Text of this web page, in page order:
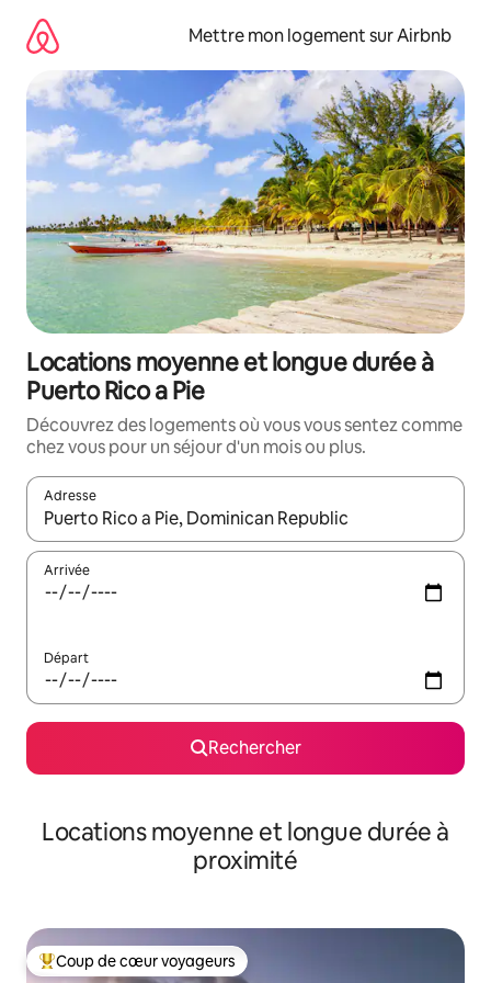
directement
Mettre mon logement sur Airbnb
Locations moyenne et longue durée à
Puerto Rico a Pie
Découvrez des logements où vous vous sentez comme
chez vous pour un séjour d'un mois ou plus.
Adresse
Lorsque les résultats s'affichent, utilisez les flèches vers le
Arrivée
Départ
Rechercher
Locations moyenne et longue durée à
proximité
Coups de cœur voyageurs les plus appréciés
Coup de cœur voyageurs